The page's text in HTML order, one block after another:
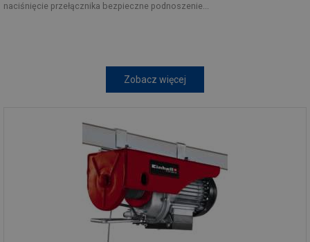
naciśnięcie przełącznika bezpieczne podnoszenie...
Zobacz więcej